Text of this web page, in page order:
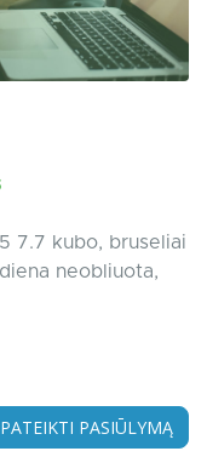
7.7 kubo, bruseliai
neobliuota,
PATEIKTI PASIŪLYMĄ